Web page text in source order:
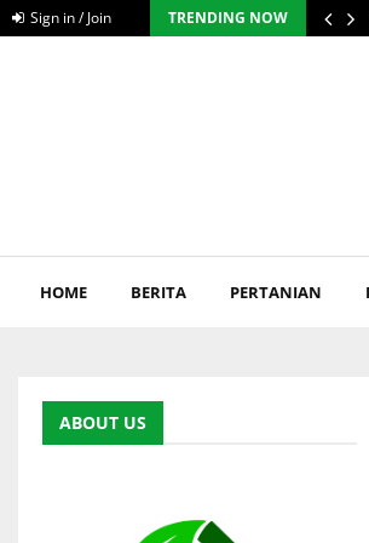
Sign in / Join TRENDING NOW
Serius Petani…
HOME BERITA PERTANIAN
ABOUT US